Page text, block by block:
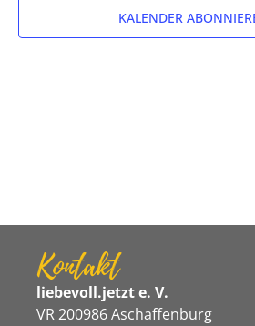
KALENDER
Kontakt
liebevoll.jetzt e. V.
VR 200986 Aschaffenburg